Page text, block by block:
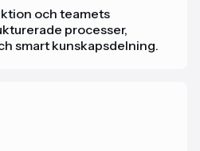
och teamets
processer,
smart kunskapsdelning.